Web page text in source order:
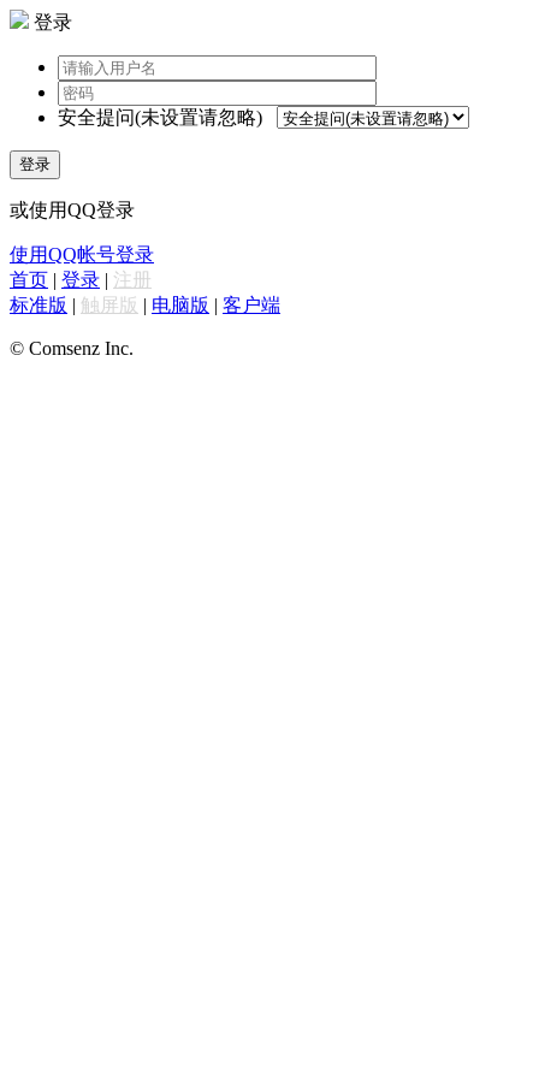
登录
安全提问(未设置请忽略)
登录
或使用QQ登录
使用QQ帐号登录
首页 | 登录 | 注册
标准版 | 触屏版 | 电脑版 | 客户端
© Comsenz Inc.